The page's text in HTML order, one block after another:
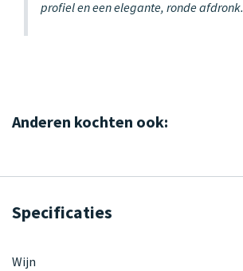
profiel en een elegante, ronde afdronk.
Anderen kochten ook:
Specificaties
Wijn